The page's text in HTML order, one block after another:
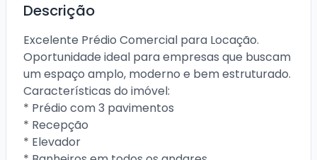
Descrição
Excelente Prédio Comercial para Locação.
Oportunidade ideal para empresas que buscam
um espaço amplo, moderno e bem estruturado.
Características do imóvel:
* Prédio com 3 pavimentos
* Recepção
* Elevador